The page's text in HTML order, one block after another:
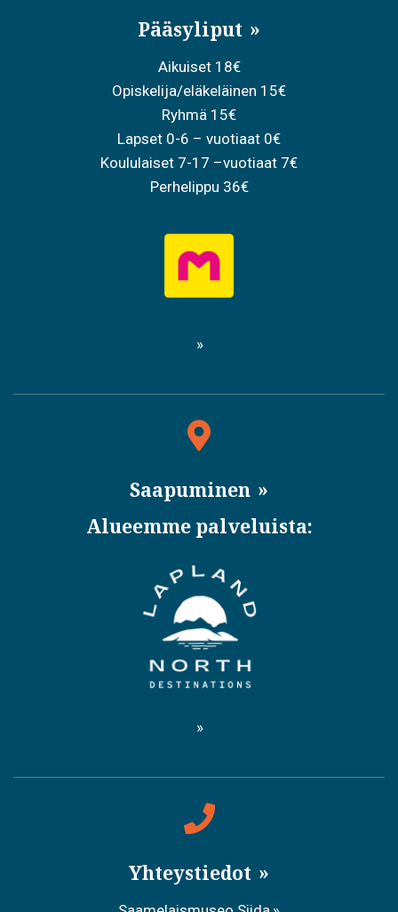
Pääsyliput
Aikuiset 18€
Opiskelija/eläkeläinen 15€
Ryhmä 15€
Lapset 0-6 – vuotiaat 0€
Koululaiset 7-17 –vuotiaat 7€
Perhelippu 36€
Saapuminen
Alueemme palveluista:
Yhteystiedot